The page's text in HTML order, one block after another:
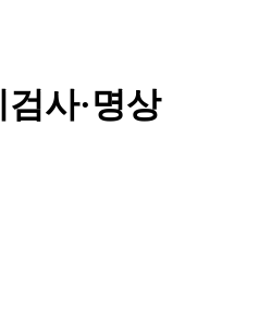
사·명상